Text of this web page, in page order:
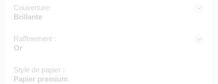
Couverture:
Brillante
Raffinement :
Or
Style de papier :
Papier premium